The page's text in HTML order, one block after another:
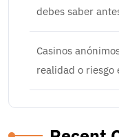
debes saber
Casinos
realidad o riesgo